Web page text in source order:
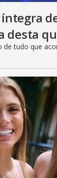
desta
de tudo que